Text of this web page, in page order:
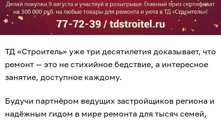
ТД «Строитель» уже три десятилетия доказывает, что
ремонт — это не стихийное бедствие, а интересное
занятие, доступное каждому.
Будучи партнёром ведущих застройщиков региона и
надёжным гидом в мире ремонта для тысяч семей,